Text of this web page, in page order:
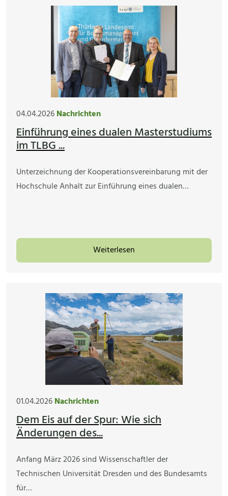
04.04.2026Nachrichten
Einführung eines dualen Masterstudiums
im TLBG ...
Unterzeichnung der Kooperationsvereinbarung mit der
Hochschule Anhalt zur Einführung eines dualen…
Weiterlesen
01.04.2026Nachrichten
Dem Eis auf der Spur: Wie sich
Änderungen des...
Anfang März 2026 sind Wissenschaftler der
Technischen Universität Dresden und des Bundesamts
für…